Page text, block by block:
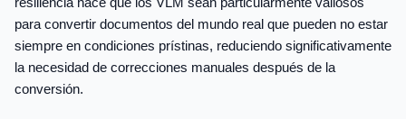
para convertir documentos del mundo real que pueden no estar
siempre en condiciones prístinas, reduciendo significativamente
la necesidad de correcciones manuales después de la
conversión.